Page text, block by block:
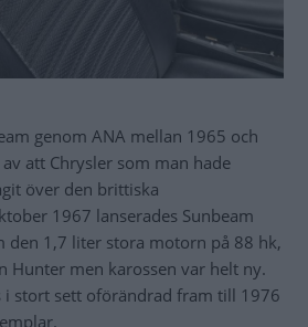
genom ANA mellan 1965 och
att Chrysler som man hade
över den brittiska
1967 lanserades Sunbeam
den 1,7 liter stora motorn på 88 hk,
Hunter men karossen var helt ny.
i stort sett oförändrad fram till 1976